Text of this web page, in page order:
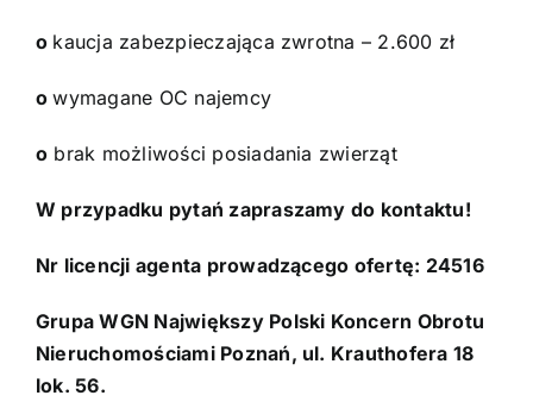
o kaucja zabezpieczająca zwrotna – 2.600 zł
owymagane OC najemcy
o brak możliwości posiadania zwierząt
W przypadku pytań zapraszamy do kontaktu!
Nr licencji agenta prowadzącego ofertę: 24516
Grupa WGN Największy Polski Koncern Obrotu
Nieruchomościami Poznań, ul. Krauthofera 18
lok. 56.